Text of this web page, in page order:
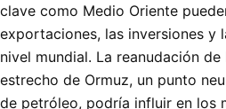
clave como Medio Oriente
exportaciones, las inversiones y
nivel mundial. La reanudación
estrecho de Ormuz, un punto
de petróleo, podría influir en los